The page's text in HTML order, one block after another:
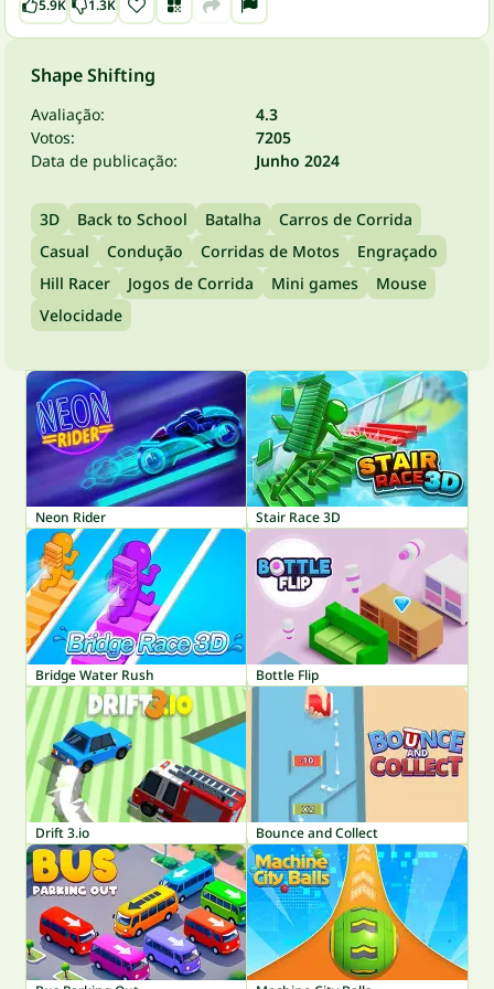
5.9K 1.3K
Shape Shifting
Avaliação:
4.3
Votos:
7205
Data de publicação:
Junho 2024
3D Back to School Batalha
Carros de Corrida
Casual
Condução Corridas de Motos
Engraçado
Hill Racer
Jogos de Corrida Mini games
Mouse
Velocidade
Neon Rider Stair Race 3D
Bridge Water Rush Bottle Flip
Drift 3.io Bounce and Collect